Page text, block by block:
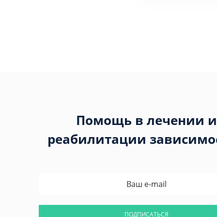
Помощь в лечении и
реабилитации
ПОДПИСАТЬСЯ